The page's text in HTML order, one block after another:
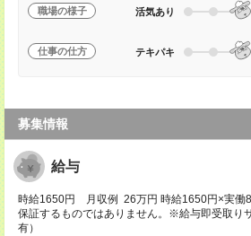
職場の様子 活気あり
仕事の仕方 テキパキ
募集情報
給与
時給1650円 月収例 26万円 時給1650円×実働
保証するものではありません。※給与即受取り
有）